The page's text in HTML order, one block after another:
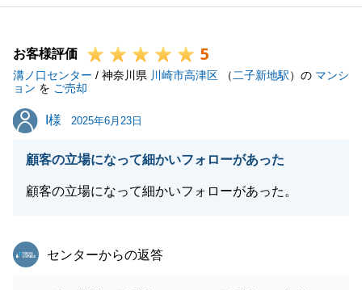
お客様の大切な資産に関するご相談は、私たち東急リ
今後とも、末永いお付き合いをどうぞよろしくお願い
申し上げます。
_今回のお取引では、単に「高く売り出す」ことだけ
に売却できる戦略」を重視いたしました。
私の提案した価格設定や販売プランに対して、お客様
が信頼を寄せてくださったおかげで、スムーズに買主
様とのご縁を結ぶことができました。
て何よりの励みになります。
これからも、お客様一人ひとりのご事情に合わせたベ
生涯の不動産パートナーとして、東急リバブルをよろ
お客様評価 5
溝ノ口センター / 神奈川県 川崎市高津区 （ 二子新地駅）の マンシ
ョン を ご売却
I様
I様 2025年6月23日
顧客の立場になって細かいフォローがあった
顧客の立場になって細かいフォローがあった。
東急リバブル
センターからの返答